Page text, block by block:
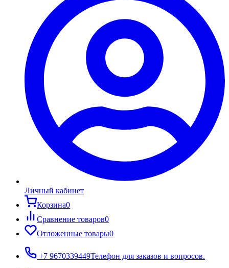
Личный кабинет
Корзина0
Сравнение товаров0
Отложенные товары0
+7 9670339449Телефон для заказов и вопросов.